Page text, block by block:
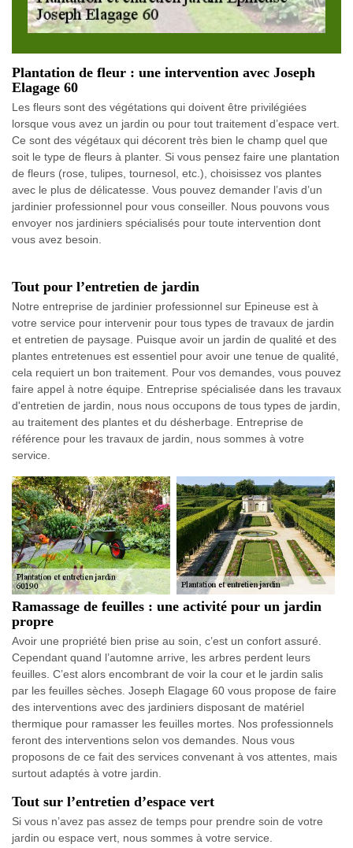
Plantation de fleur : une intervention avec Joseph
Elagage 60
Les fleurs sont des végétations qui doivent être privilégiées
lorsque vous avez un jardin ou pour tout traitement d’espace vert.
Ce sont des végétaux qui décorent très bien le champ quel que
soit le type de fleurs à planter. Si vous pensez faire une plantation
de fleurs (rose, tulipes, tournesol, etc.), choisissez vos plantes
avec le plus de délicatesse. Vous pouvez demander l’avis d’un
jardinier professionnel pour vous conseiller. Nous pouvons vous
envoyer nos jardiniers spécialisés pour toute intervention dont
vous avez besoin.
Tout pour l’entretien de jardin
Notre entreprise de jardinier professionnel sur Epineuse est à
votre service pour intervenir pour tous types de travaux de jardin
et entretien de paysage. Puisque avoir un jardin de qualité et des
plantes entretenues est essentiel pour avoir une tenue de qualité,
cela requiert un bon traitement. Pour vos demandes, vous pouvez
faire appel à notre équipe. Entreprise spécialisée dans les travaux
d'entretien de jardin, nous nous occupons de tous types de jardin,
au traitement des plantes et du désherbage. Entreprise de
référence pour les travaux de jardin, nous sommes à votre
service.
Ramassage de feuilles : une activité pour un jardin
propre
Avoir une propriété bien prise au soin, c’est un confort assuré.
Cependant quand l’automne arrive, les arbres perdent leurs
feuilles. C’est alors encombrant de voir la cour et le jardin salis
par les feuilles sèches. Joseph Elagage 60 vous propose de faire
des interventions avec des jardiniers disposant de matériel
thermique pour ramasser les feuilles mortes. Nos professionnels
feront des interventions selon vos demandes. Nous vous
proposons de ce fait des services convenant à vos attentes, mais
surtout adaptés à votre jardin.
Tout sur l’entretien d’espace vert
Si vous n’avez pas assez de temps pour prendre soin de votre
jardin ou espace vert, nous sommes à votre service.